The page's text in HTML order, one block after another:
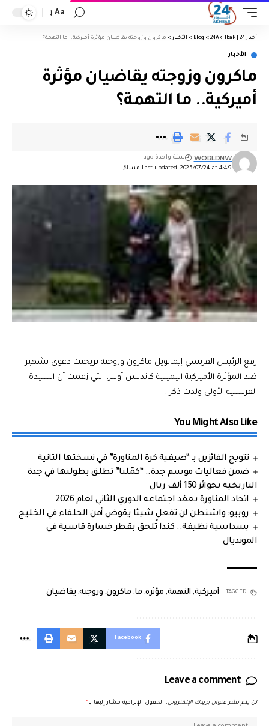
Aa
أخبار 24 | 24AkHbaR >
Blog
> الأخبار > ماكرون وزوجته يقاضيان مؤثرة أميركية.. ما التهمة؟
الأخبار
ماكرون وزوجته يقاضيان مؤثرة
أميركية.. ما التهمة؟
Last updated: 2025/07/24 at 4:49 مساءً
WORLDNW سنة واحدة ago
رفع الرئيس الفرنسي إيمانويل ماكرون وزوجته بريجيت دعوى تشهير
ضد المؤثرة الأميركية اليمينية كانديس أوينز، التي زعمت أن السيدة
الفرنسية الأولى ولدت ذكرا.
You Might Also Like
تتويج الفائزين بـ “صيفية كرة المناورة” في نسختها الثانية
ضمن فعاليات موسم جدة.. “كمّلنا” تطلق بطولتها في جدة
التاريخية بجوائز 150 ألف ريال
اتحاد المناورة يعقد اجتماعه الدوري الثاني لعام 2026
روبيو: واشنطن لن تفعل شيئا يقوض أمن الحلفاء في الخليج
بسداسية نظيفة.. كندا تُلحق بقطر خسارة قاسية في
المونديال
TAGGED: أميركية, التهمة, مؤثرة, ما, ماكرون, وزوجته, يقاضيان
Facebook
Leave a comment
لن يتم نشر عنوان بريدك الإلكتروني. الحقول الإلزامية مشار إليها بـ *